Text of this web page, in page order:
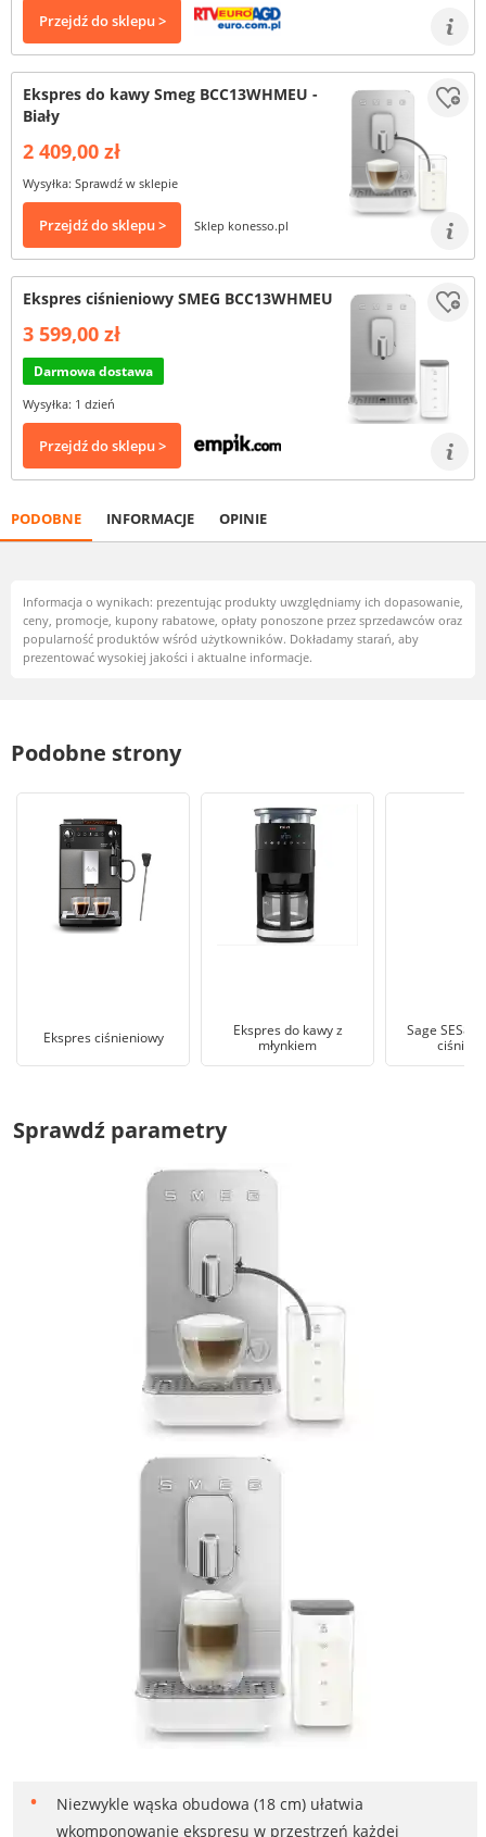
Przejdź do sklepu >
Ekspres do kawy Smeg BCC13WHMEU -
Biały
2 409,00 zł
Wysyłka: Sprawdź w sklepie
Przejdź do sklepu > Sklep konesso.pl
Ekspres ciśnieniowy SMEG BCC13WHMEU
3 599,00 zł
Darmowa dostawa
Wysyłka: 1 dzień
Przejdź do sklepu >
PODOBNE INFORMACJE OPINIE
Informacja o wynikach: prezentując produkty uwzględniamy ich dopasowanie,
ceny, promocje, kupony rabatowe, opłaty ponoszone przez sprzedawców oraz
popularność produktów wśród użytkowników. Dokładamy starań, aby
prezentować wysokiej jakości i aktualne informacje.
Podobne strony
Ekspres ciśnieniowy
Ekspres do kawy z
młynkiem
Sage
Sprawdź parametry
Niezwykle wąska obudowa (18 cm) ułatwia
wkomponowanie ekspresu w przestrzeń każdej